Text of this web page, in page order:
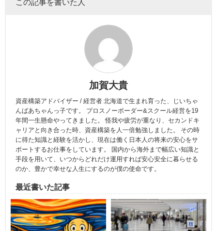
この記事を書いた人
加賀大貴
資産構築アドバイザー / 経営者 北海道で生まれ育った、じいちゃ
んばあちゃんっ子です。 プロスノーボーダー&スクール経営を19
年間一生懸命やってきました。 怪我や疲労が重なり、セカンドキ
ャリアと向き合った時、資産構築を人一倍勉強しました。 その時
に得た知識と経験を活かし、現在は働く日本人の将来の安心をサ
ポートするお仕事をしています。 国内から海外まで幅広い知識と
手段を用いて、いつからどれだけ運用すれば安心安全に暮らせる
のか、豊かで幸せな人生にするのが僕の使命です。
最近書いた記事